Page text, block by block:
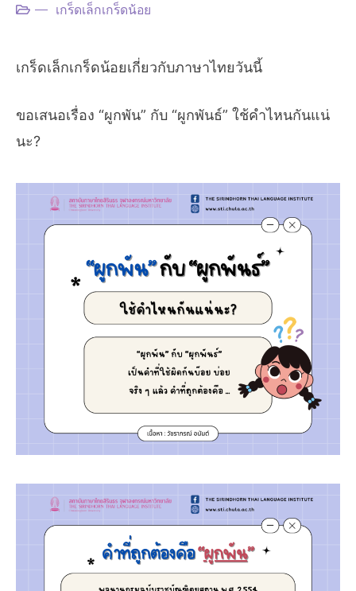
เกร็ดเล็กเกร็ดน้อย
เกร็ดเล็กเกร็ดน้อยเกี่ยวกับภาษาไทยวันนี้
ขอเสนอเรื่อง “ผูกพัน” กับ “ผูกพันธ์” ใช้คำไหนกันแน่
นะ?